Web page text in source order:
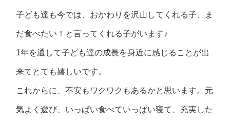
子ども達も今では、おかわりを沢山してくれる子、ま
だ食べたい！と言ってくれる子がいます♪
1年を通して子ども達の成長を身近に感じることが出
来てとても嬉しいです。
これからに、不安もワクワクもあるかと思います。元
気よく遊び、いっぱい食べていっぱい寝て、充実した